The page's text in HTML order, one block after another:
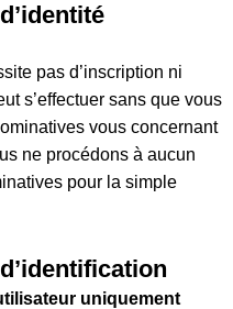
pas d’inscription ni
s’effectuer sans que vous
vous concernant
ne procédons à aucun
pour la simple
uniquement